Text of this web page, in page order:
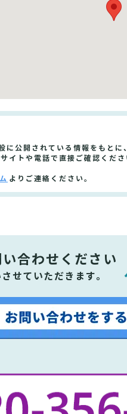
公開されている情報をもとに
イトや電話で直接ご確認くださ
よりご連絡ください。
合わせください
せていただきます。